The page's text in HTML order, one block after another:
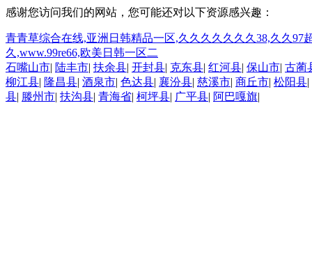
感谢您访问我们的网站，您可能还对以下资源感兴趣：
青青草综合在线,亚洲日韩精品一区,久久久久久久久38,久久
久,www.99re66,欧美日韩一区二
石嘴山市| 陆丰市| 扶余县| 开封县| 克东县| 红河县| 保山市| 古蔺
柳江县| 隆昌县| 酒泉市| 色达县| 襄汾县| 慈溪市| 商丘市| 松阳县|
县| 滕州市| 扶沟县| 青海省| 柯坪县| 广平县| 阿巴嘎旗|